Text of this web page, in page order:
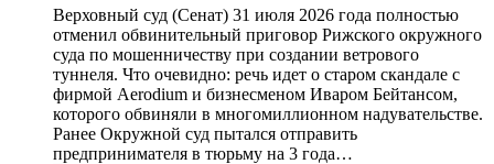
Верховный суд (Сенат) 31 июля 2026 года полностью
отменил обвинительный приговор Рижского окружного
суда по мошенничеству при создании ветрового
туннеля. Что очевидно: речь идет о старом скандале с
фирмой Aerodium и бизнесменом Иваром Бейтансом,
которого обвиняли в многомиллионном надувательстве.
Ранее Окружной суд пытался отправить
предпринимателя в тюрьму на 3 года…